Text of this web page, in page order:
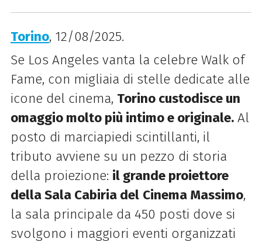
Torino, 12/08/2025.
Se Los Angeles vanta la celebre Walk of
Fame, con migliaia di stelle dedicate alle
icone del cinema, Torino custodisce un
omaggio molto più intimo e originale.Al
posto di marciapiedi scintillanti, il
tributo avviene su un pezzo di storia
della proiezione: il grande proiettore
della Sala Cabiria del Cinema Massimo,
la sala principale da 450 posti dove si
svolgono i maggiori eventi organizzati